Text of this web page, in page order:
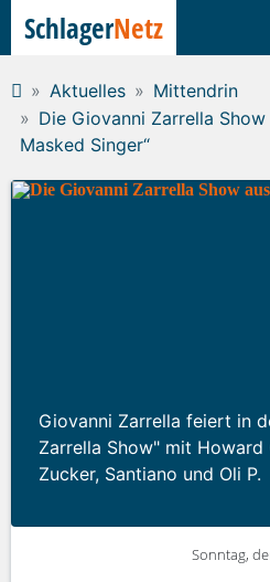
Aktuelles
Mittendrin
Die Giovanni Zarrella
Masked Singer“
Giovanni Zarrella feiert in
Zarrella Show" mit Howard
Zucker, Santiano und Oli P.
Sonntag,
SchlagerNetz